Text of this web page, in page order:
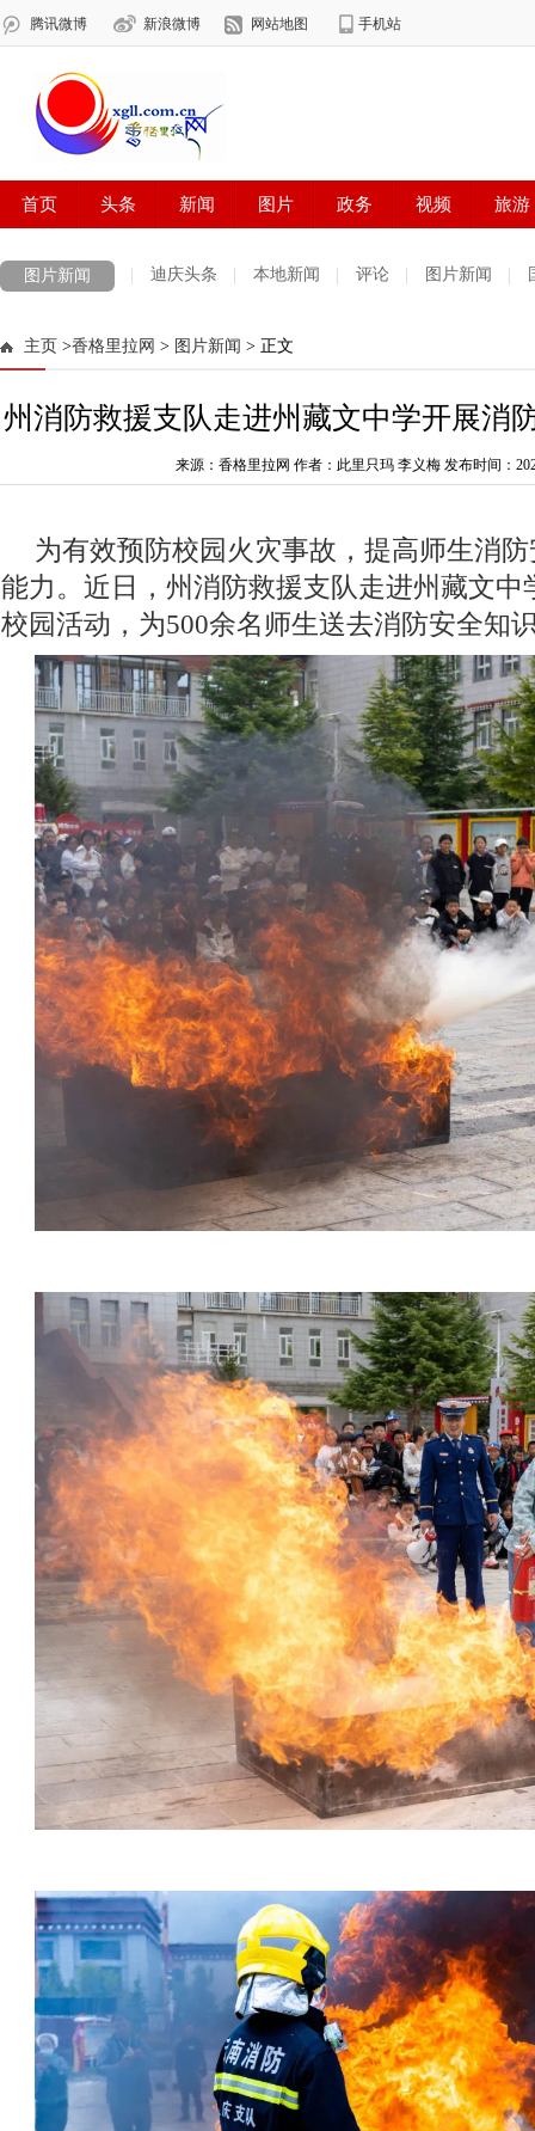
图片新闻 迪庆头条 本地新闻 评论 图片新闻
主页 >香格里拉网 > 图片新闻 > 正文
州消防救援支队走进州藏文中学开展消
来源：香格里拉网 作者：此里只玛 李义梅 发布时间：
为有效预防校园火灾事故，提高师生消
能力。近日，州消防救援支队走进州藏文中
校园活动，为500余名师生送去消防安全知